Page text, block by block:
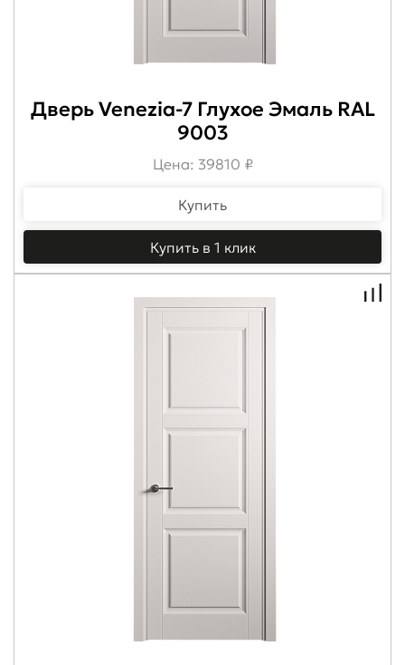
Дверь Venezia-7 Глухое Эмаль RAL
9003
Цена: 39810 ₽
Купить
Купить в 1 клик